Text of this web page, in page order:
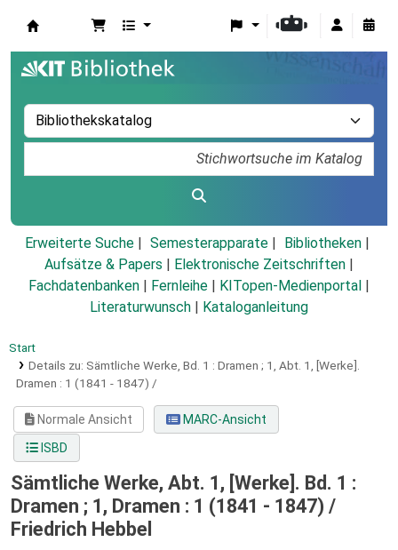
Erweiterte Suche Semesterapparate
Bibliotheken
Aufsätze & Papers
Elektronische Zeitschriften
Fachdatenbanken
Fernleihe KITopen-Medienportal
Literaturwunsch
Kataloganleitung
Start
Details zu: Sämtliche Werke, Bd. 1 : Dramen ; 1, Abt. 1, [Werke].
Dramen : 1 (1841 - 1847) /
Normale Ansicht
MARC-Ansicht
ISBD
Sämtliche Werke, Abt. 1, [Werke]. Bd. 1 :
Dramen ; 1, Dramen : 1 (1841 - 1847) /
Friedrich Hebbel